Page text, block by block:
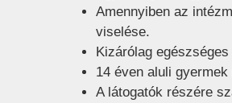
Amennyiben az
viselése.
Kizárólag
14 éven aluli
A látogatók részére